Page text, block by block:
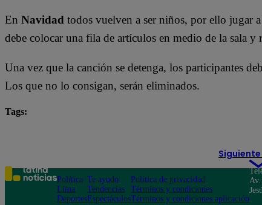
En Navidad todos vuelven a ser niños, por ello jugar
debe colocar una fila de artículos en medio de la sala y
Una vez que la canción se detenga, los participantes
Los que no lo consigan, serán eliminados.
Tags:
Política
Lima
Deportes
Te ayudo
Tendencias
Espectáculos
Política de privacidad
Términos y condiciones
Términos y condiciones aplicación